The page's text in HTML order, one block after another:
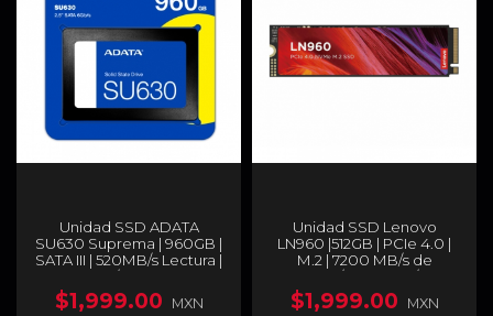
Unidad SSD ADATA
SU630 Suprema | 960GB |
SATA III | 520MB/s Lectura |
450MB/s Escritura |
ASU630SS-960GQ-R
$1,999.00 MXN
Unidad SSD Lenovo
LN960 |512GB | PCIe 4.0 |
M.2 | 7200 MB/s de
Lectura / 4700 MB/s de
Escritura| 5SD1N53086
$1,999.00 MXN